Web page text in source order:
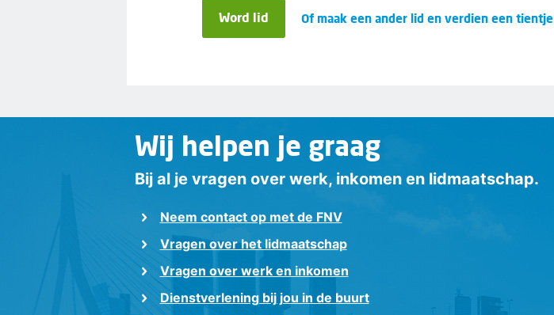
Word lid Of maak een ander lid en verdien een tientje
Wij helpen je graag
Bij al je vragen over werk, inkomen en lidmaatschap.
Neem contact op met de FNV
Vragen over het lidmaatschap
Vragen over werk en inkomen
Dienstverlening bij jou in de buurt